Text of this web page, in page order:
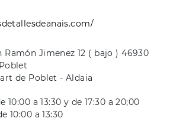
Ramón Jimenez 12 ( bajo ) 46930
de Poblet - Aldaia
10:00 a 13:30 y de 17:30 a 20;00
10:00 a 13:30